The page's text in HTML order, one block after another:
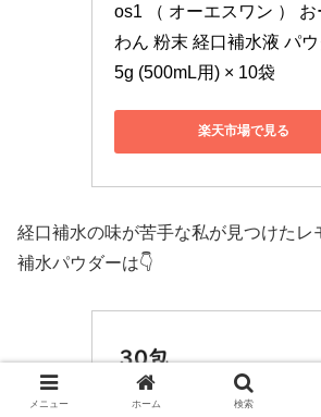
os1 （ オーエスワン ） お
わん 粉末 経口補水液 パ
5g (500mL用) × 10袋
楽天市場で見る
経口補水の味が苦手な私が見つけたレ
補水パウダーは👇
メニュー ホーム 検索